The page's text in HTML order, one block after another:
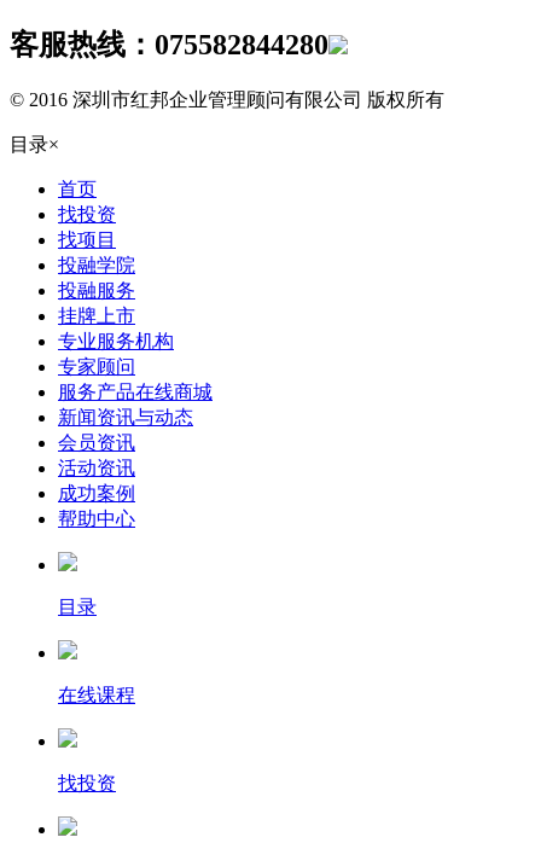
客服热线： 075582844280
© 2016 深圳市红邦企业管理顾问有限公司 版权所有
目录×
首页
找投资
找项目
投融学院
投融服务
挂牌上市
专业服务机构
专家顾问
服务产品在线商城
新闻资讯与动态
会员资讯
活动资讯
成功案例
帮助中心
目录
在线课程
找投资